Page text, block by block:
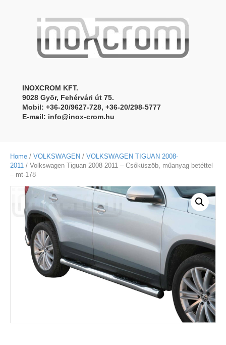
INOXCROM KFT.
9028 Gyõr, Fehérvári út 75.
Mobil: +36-20/9627-728, +36-20/298-5777
E-mail: info@inox-crom.hu
Home / VOLKSWAGEN / VOLKSWAGEN TIGUAN 2008-
2011 / Volkswagen Tiguan 2008 2011 – Csőküszöb, műanyag betéttel
– mt-178